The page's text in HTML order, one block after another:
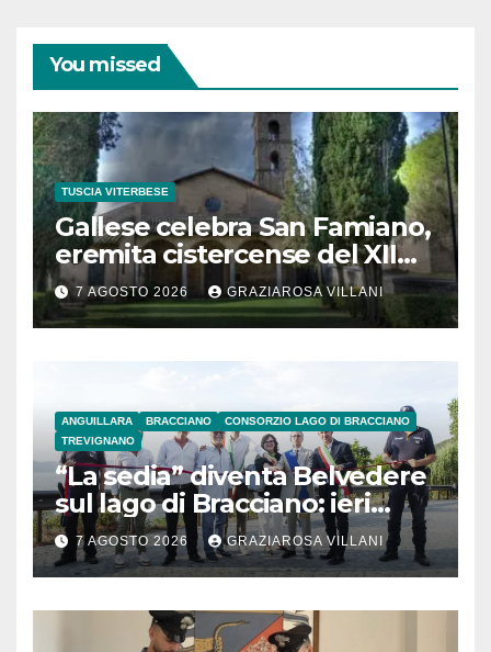
You missed
TUSCIA VITERBESE
Gallese celebra San Famiano,
eremita cistercense del XII
secolo
7 AGOSTO 2026 GRAZIAROSA VILLANI
ANGUILLARA BRACCIANO
CONSORZIO LAGO DI BRACCIANO
TREVIGNANO
“La sedia” diventa Belvedere
sul lago di Bracciano: ieri
l’inaugurazione
7 AGOSTO 2026 GRAZIAROSA VILLANI